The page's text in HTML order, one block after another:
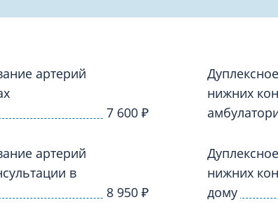
педикюр и маникюр
Психотерапия
Пульмонология
Реабилитация
Рентген
Рефлексотерапия
артерий
7 600 ₽
артерий
в
8 950 ₽
нижних
нижних
дому